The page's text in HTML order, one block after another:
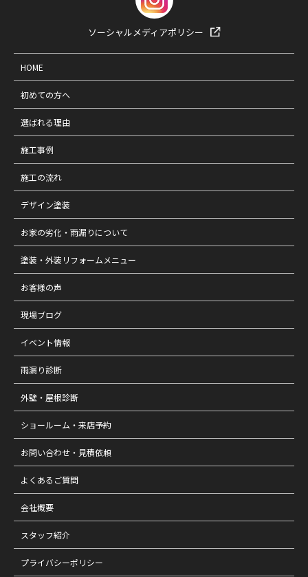
ソーシャルメディアポリシー
HOME
初めての方へ
選ばれる理由
施工事例
施工の流れ
デザイン塗装
お家の劣化・雨漏りについて
塗装・外装リフォームメニュー
お客様の声
現場ブログ
イベント情報
雨漏り診断
外壁・屋根診断
ショールーム・来店予約
お問い合わせ・見積依頼
よくあるご質問
会社概要
スタッフ紹介
プライバシーポリシー